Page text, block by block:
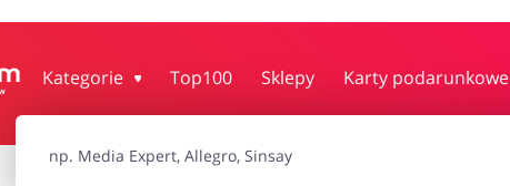
Kategorie Top100 Sklepy Karty podarunkowe